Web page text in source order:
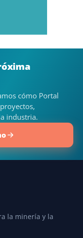
cómo Portal
industria.
la minería y la